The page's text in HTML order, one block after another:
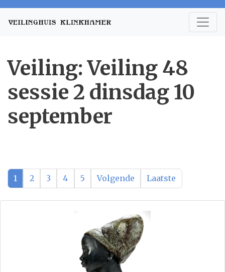
Veiling: Veiling 48
sessie 2 dinsdag 10
september
1 2 3 4 5 Volgende Laatste